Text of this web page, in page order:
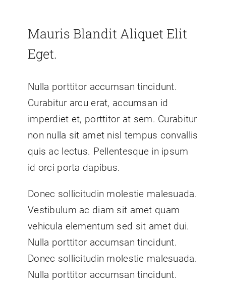
Mauris Blandit Aliquet Elit
Eget.
Nulla porttitor accumsan tincidunt.
Curabitur arcu erat, accumsan id
imperdiet et, porttitor at sem. Curabitur
non nulla sit amet nisl tempus convallis
quis ac lectus. Pellentesque in ipsum
id orci porta dapibus.
Donec sollicitudin molestie malesuada.
Vestibulum ac diam sit amet quam
vehicula elementum sed sit amet dui.
Nulla porttitor accumsan tincidunt.
Donec sollicitudin molestie malesuada.
Nulla porttitor accumsan tincidunt.